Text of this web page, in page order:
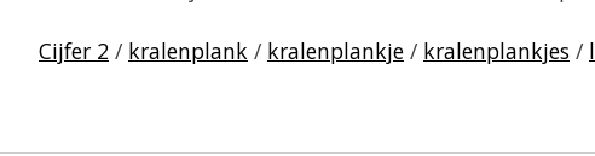
Cijfer 2 / kralenplank / kralenplankje / kralenplankjes /